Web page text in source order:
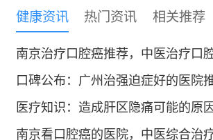
讲座时间：2013年9月13号（周
0---4：00
科 张忠文
健康资讯 热门资讯 相关推荐
南京治疗口腔癌推荐，中医治疗口腔癌的医院如何
口碑公布：广州治强迫症好的医院推荐“2026年度聚焦”广州附医华南医院好不
医疗知识：造成肝区隐痛可能的原因有哪些？全新热点：成都本地看慢性肝病专科医院
南京看口腔癌的医院，中医综合治疗优势体现在哪些方